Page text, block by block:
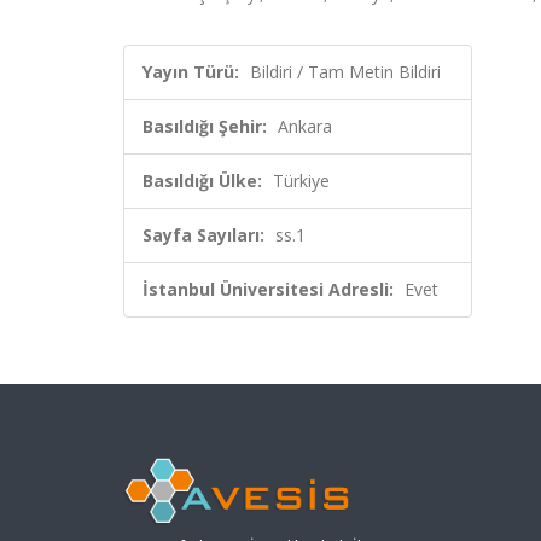
Yayın Türü: Bildiri / Tam Metin Bildiri
Basıldığı Şehir: Ankara
Basıldığı Ülke: Türkiye
Sayfa Sayıları: ss.1
İstanbul Üniversitesi Adresli: Evet